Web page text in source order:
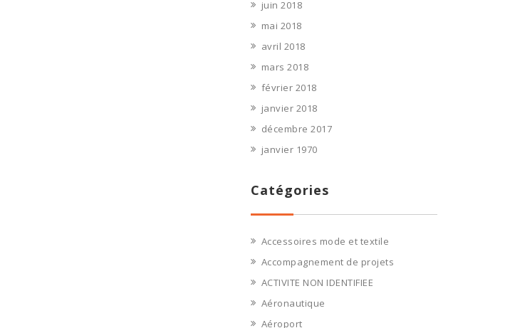
juin 2018
mai 2018
avril 2018
mars 2018
février 2018
janvier 2018
décembre 2017
janvier 1970
Catégories
Accessoires mode et textile
Accompagnement de projets
ACTIVITE NON IDENTIFIEE
Aéronautique
Aéroport